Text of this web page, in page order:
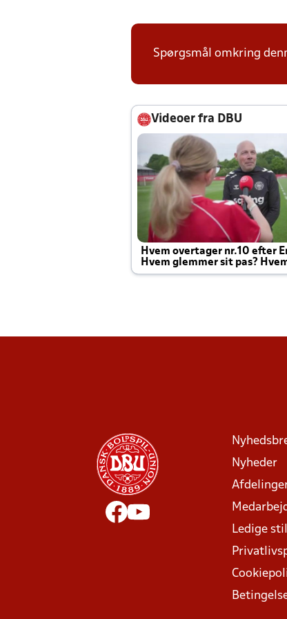
Spørgsmål omkring
Videoer fra DBU
Hvem overtager nr.10 efter
Hvem glemmer sit pas?
Joachim altid til efter
Nyheder
Ledige